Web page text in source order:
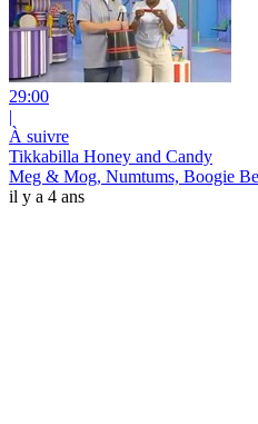
29:00
|
À suivre
Tikkabilla Honey and Candy
Meg & Mog, Numtums, Boogie
il y a 4 ans